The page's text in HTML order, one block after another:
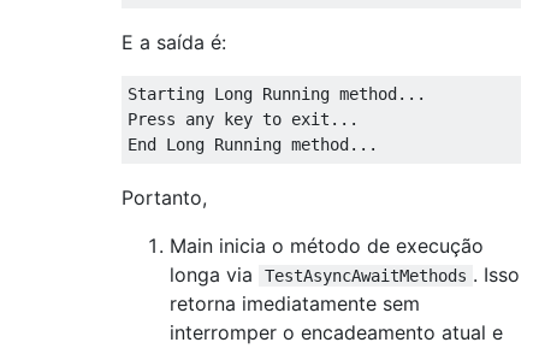
E a saída é:
Starting Long Running method...
Press any key to exit...
End Long Running method...
Portanto,
Main inicia o método de execução
longa via
TestAsyncAwaitMethods . Isso
retorna imediatamente sem
interromper o encadeamento atual e